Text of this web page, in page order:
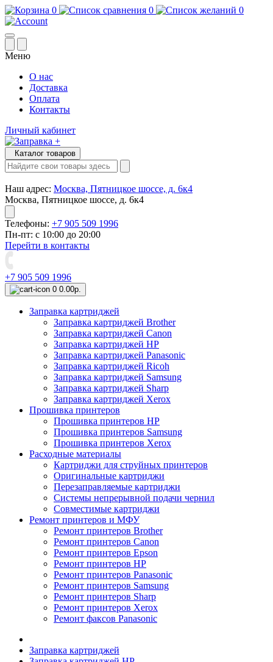
0 0 0
Меню
О нас
Доставка
Оплата
Контакты
Личный кабинет
Каталог товаров
Наш адрес: Москва, Пятницкое шоссе, д. 6к4
Москва, Пятницкое шоссе, д. 6к4
Телефоны: +7 905 509 1996
Пн-пт: с 10:00 до 20:00
Перейти в контакты
+7 905 509 1996
0 0.00р.
Заправка картриджей
Заправка картриджей Brother
Заправка картриджей Canon
Заправка картриджей HP
Заправка картриджей Panasonic
Заправка картриджей Ricoh
Заправка картриджей Samsung
Заправка картриджей Sharp
Заправка картриджей Xerox
Прошивка принтеров
Прошивка принтеров HP
Прошивка принтеров Samsung
Прошивка принтеров Xerox
Расходные материалы
Картриджи для струйных принтеров
Оригинальные картриджи
Перезаправляемые картриджи
Системы непрерывной подачи чернил
Совместимые картриджи
Ремонт принтеров и МФУ
Ремонт принтеров Brother
Ремонт принтеров Canon
Ремонт принтеров Epson
Ремонт принтеров HP
Ремонт принтеров Panasonic
Ремонт принтеров Samsung
Ремонт принтеров Sharp
Ремонт принтеров Xerox
Ремонт факсов Panasonic
Заправка картриджей